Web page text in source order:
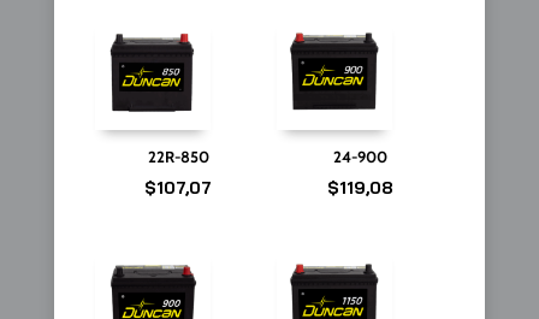
22R-850
$107,07
24-900
$119,08